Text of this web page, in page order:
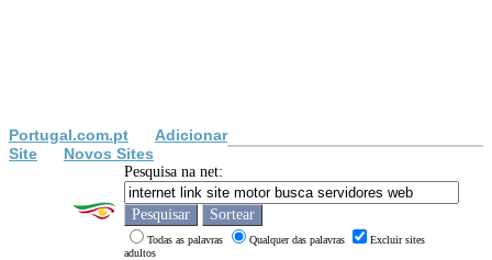
Portugal.com.pt
Adicionar
Site
Novos Sites
Pesquisa na net:
Todas as palavras Qualquer das palavras
Excluir sites
adultos